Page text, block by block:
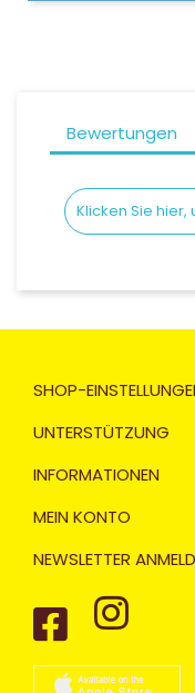
Bewertungen
Klicken Sie
SHOP-
UNTERSTÜTZUNG
INFORMATIONEN
MEIN KONTO
NEWSLETTER